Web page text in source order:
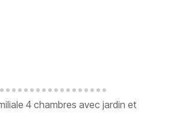
4 chambres avec jardin et